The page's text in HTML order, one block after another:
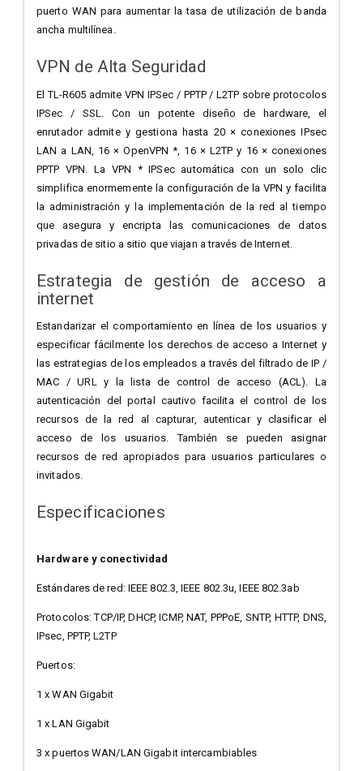
puerto WAN para aumentar la tasa de utilización de banda
ancha multilínea.
VPN de Alta Seguridad
El TL-R605 admite VPN IPSec / PPTP / L2TP sobre protocolos
IPSec / SSL. Con un potente diseño de hardware, el
enrutador admite y gestiona hasta 20 × conexiones IPsec
LAN a LAN, 16 × OpenVPN *, 16 × L2TP y 16 × conexiones
PPTP VPN. La VPN * IPSec automática con un solo clic
simplifica enormemente la configuración de la VPN y facilita
la administración y la implementación de la red al tiempo
que asegura y encripta las comunicaciones de datos
privadas de sitio a sitio que viajan a través de Internet.
Estrategia de gestión de acceso a
internet
Estandarizar el comportamiento en línea de los usuarios y
especificar fácilmente los derechos de acceso a Internet y
las estrategias de los empleados a través del filtrado de IP /
MAC / URL y la lista de control de acceso (ACL). La
autenticación del portal cautivo facilita el control de los
recursos de la red al capturar, autenticar y clasificar el
acceso de los usuarios. También se pueden asignar
recursos de red apropiados para usuarios particulares o
invitados.
Especificaciones
Hardware y conectividad
Estándares de red: IEEE 802.3, IEEE 802.3u, IEEE 802.3ab
Protocolos: TCP/IP, DHCP, ICMP, NAT, PPPoE, SNTP, HTTP, DNS,
IPsec, PPTP, L2TP
Puertos:
1 x WAN Gigabit
1 x LAN Gigabit
3 x puertos WAN/LAN Gigabit intercambiables